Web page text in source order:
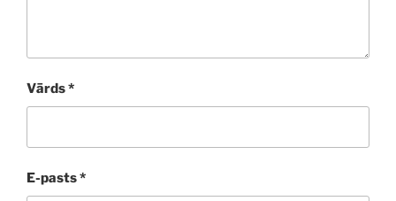
Vārds*
E-pasts*